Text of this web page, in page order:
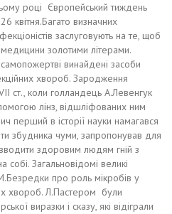
році Європейський тиждень
квітня.Багато визначних
заслуговують на те, щоб
медицини золотими літерами.
винайдені засоби
хвороб. Зародження
ст., коли голландець А.Левенгук
лінз, відшліфованих ним
перший в історії науки намагався
збудника чуми, запропонував для
здоровим людям гній з
Загальновідомі великі
про роль мікробів у
хвороб. Л.Пастером були
виразки і сказу, які відіграли